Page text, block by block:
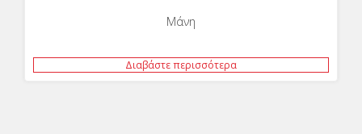
Μάνη
Διαβάστε περισσότερα